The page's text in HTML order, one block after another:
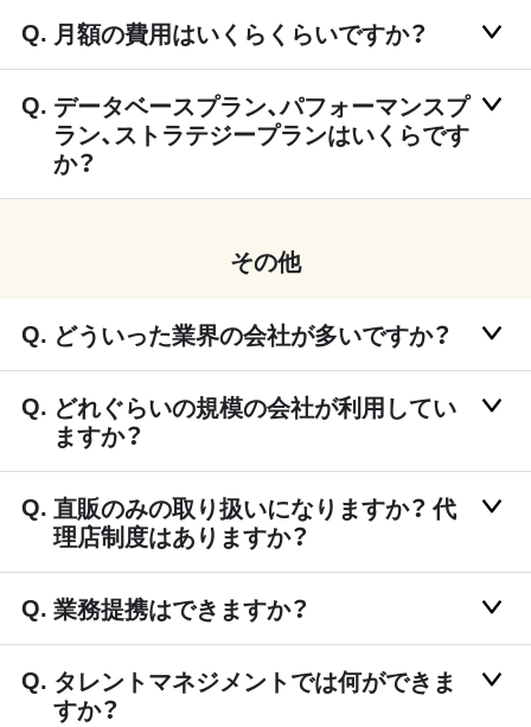
月額の費用はいくらくらいですか？
データベースプラン、パフォーマンスプ
ラン、ストラテジープランはいくらです
か？
その他
どういった業界の会社が多いですか？
どれぐらいの規模の会社が利用してい
ますか？
直販のみの取り扱いになりますか？ 代
理店制度はありますか？
業務提携はできますか？
タレントマネジメントでは何ができま
すか？